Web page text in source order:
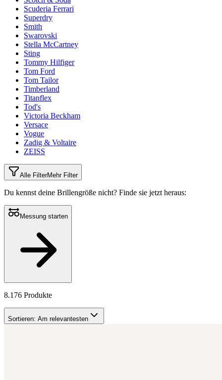
Scuderia Ferrari
Superdry
Smith
Swarovski
Stella McCartney
Sting
Tommy Hilfiger
Tom Ford
Tom Tailor
Timberland
Titanflex
Tod's
Victoria Beckham
Versace
Vogue
Zadig & Voltaire
ZEISS
Alle FilterMehr Filter
Du kennst deine Brillengröße nicht? Finde sie jetzt heraus:
Messung starten
8.176 Produkte
Sortieren: Am relevantesten